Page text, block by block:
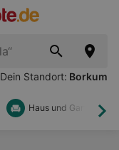
Dein Standort: Borkum
Haus und Garten